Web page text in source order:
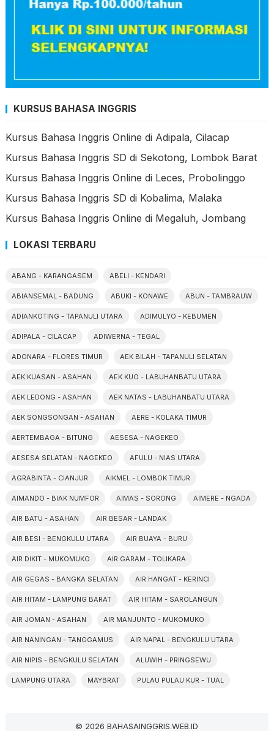
KURSUS BAHASA INGGRIS
Kursus Bahasa Inggris Online di Adipala, Cilacap
Kursus Bahasa Inggris SD di Sekotong, Lombok Barat
Kursus Bahasa Inggris Online di Leces, Probolinggo
Kursus Bahasa Inggris SD di Kobalima, Malaka
Kursus Bahasa Inggris Online di Megaluh, Jombang
LOKASI TERBARU
ABANG - KARANGASEM ABELI - KENDARI
ABIANSEMAL - BADUNG ABUKI - KONAWE ABUN - TAMBRAUW
ADIANKOTING - TAPANULI UTARA ADIMULYO - KEBUMEN
ADIPALA - CILACAP ADIWERNA - TEGAL
ADONARA - FLORES TIMUR AEK BILAH - TAPANULI SELATAN
AEK KUASAN - ASAHAN AEK KUO - LABUHANBATU UTARA
AEK LEDONG - ASAHAN AEK NATAS - LABUHANBATU UTARA
AEK SONGSONGAN - ASAHAN AERE - KOLAKA TIMUR
AERTEMBAGA - BITUNG AESESA - NAGEKEO
AESESA SELATAN - NAGEKEO AFULU - NIAS UTARA
AGRABINTA - CIANJUR AIKMEL - LOMBOK TIMUR
AIMANDO - BIAK NUMFOR AIMAS - SORONG AIMERE - NGADA
AIR BATU - ASAHAN AIR BESAR - LANDAK
AIR BESI - BENGKULU UTARA AIR BUAYA - BURU
AIR DIKIT - MUKOMUKO AIR GARAM - TOLIKARA
AIR GEGAS - BANGKA SELATAN AIR HANGAT - KERINCI
AIR HITAM - LAMPUNG BARAT AIR HITAM - SAROLANGUN
AIR JOMAN - ASAHAN AIR MANJUNTO - MUKOMUKO
AIR NANINGAN - TANGGAMUS AIR NAPAL - BENGKULU UTARA
AIR NIPIS - BENGKULU SELATAN ALUWIH - PRINGSEWU
LAMPUNG UTARA MAYBRAT PULAU PULAU KUR - TUAL
© 2026 BAHASAINGGRIS.WEB.ID